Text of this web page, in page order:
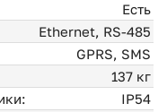
Есть
Ethernet, RS-485
GPRS, SMS
137 кг
IP54